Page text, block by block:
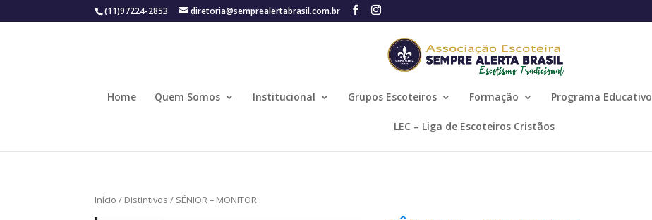
(11)97224-2853 diretoria@semprealertabrasil.com.br
Home Quem Somos Institucional Grupos Escoteiros Formação Programa Educativo
LEC – Liga de Escoteiros Cristãos
Início / Distintivos / SÊNIOR – MONITOR